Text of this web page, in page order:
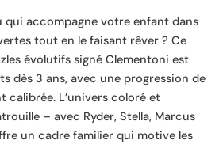
qui accompagne votre enfant dans
tout en le faisant rêver ? Ce
évolutifs signé Clementoni est
dès 3 ans, avec une progression de
L’univers coloré et
– avec Ryder, Stella, Marcus
un cadre familier qui motive les